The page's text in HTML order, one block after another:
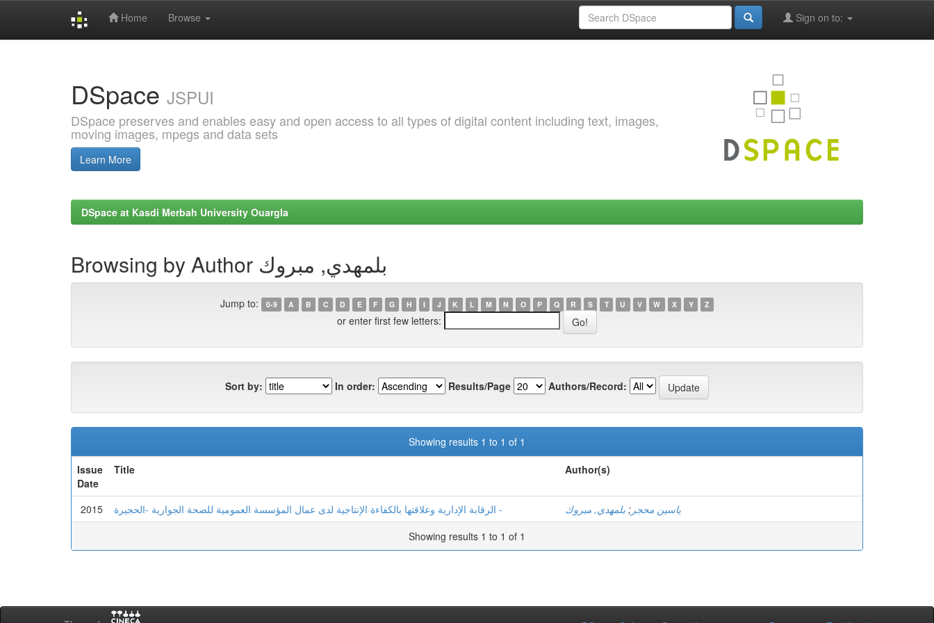
Home Browse Sign on to:
DSpace JSPUI
DSpace preserves and enables easy and open access to all types of digital content including text, images,
moving images, mpegs and data sets
Learn More
DSpace at Kasdi Merbah University Ouargla
Browsing by Author بلمهدي, مبروك
Jump to: 0-9 A B C D E F G H I J K L M N O P Q R S T U V W X Y Z
or enter first few letters:
Sort by: In order: Results/Page Authors/Record:
Showing results 1 to 1 of 1
Issue
Date
Title Author(s)
2015 الرقابة الإدارية وعلاقتها بالكفاءة الإنتاجية لدى عمال المؤسسة العمومية للصحة الجوارية -الحجيرة - ياسين محجر ; بلمهدي, مبروك
Showing results 1 to 1 of 1